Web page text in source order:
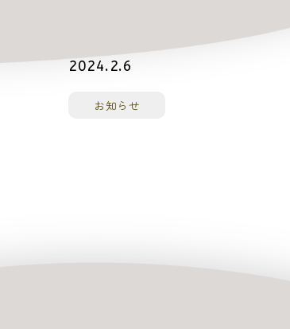
2024.2.6
お知らせ